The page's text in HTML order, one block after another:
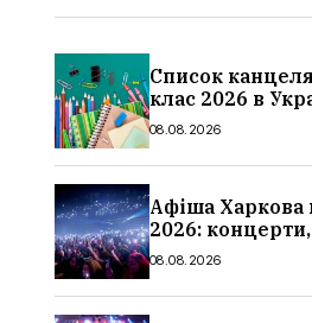
Список
клас 2026 в
повний чек-
08.08.2026
Афіша Харкова
2026:
ціни квитків
08.08.2026